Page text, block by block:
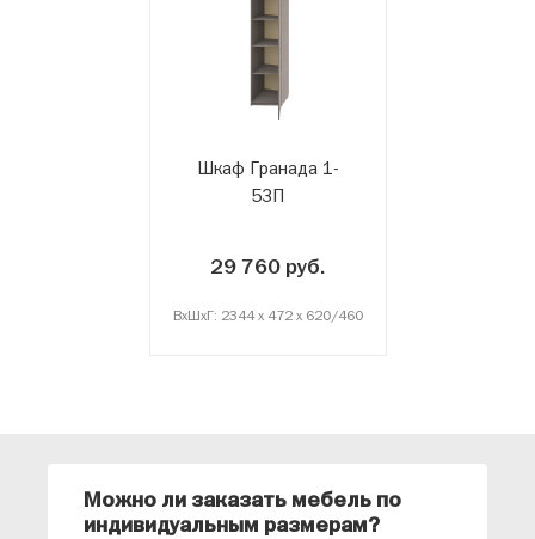
Шкаф Гранада 1-
53П
29 760 руб.
ВxШxГ: 2344 x 472 x 620/460
Можно ли заказать мебель по
индивидуальным размерам?